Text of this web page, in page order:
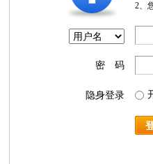
2、
密 码
隐身登录